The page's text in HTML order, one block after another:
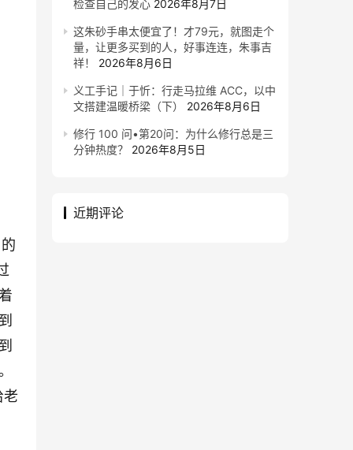
老
检查自己的发心 2026年8月7日
这朱砂手串太便宜了！才79元，就图走个
量，让更多买到的人，好事连连，朱事吉
祥！
2026年8月6日
义工手记｜于忻：行走马拉维 ACC，以中
文搭建温暖桥梁（下）
2026年8月6日
修行 100 问•第20问：为什么修行总是三
分钟热度？
2026年8月5日
近期评论